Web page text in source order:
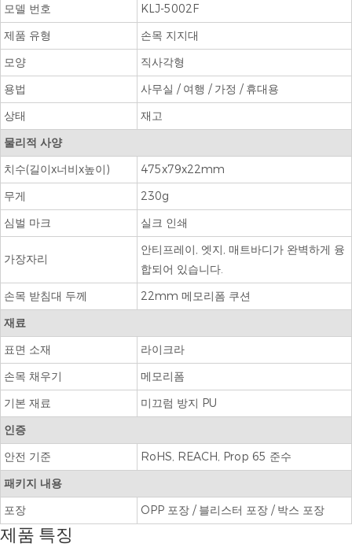
모델 번호
KLJ-5002F
제품 유형
손목 지지대
모양
직사각형
용법
사무실 / 여행 / 가정 / 휴대용
상태
재고
물리적 사양
치수(길이x너비x높이)
475x79x22mm
무게
230g
심벌 마크
실크 인쇄
가장자리
안티프레이, 엣지, 매트바디가 완벽하게 융
합되어 있습니다.
손목 받침대 두께
22mm 메모리폼 쿠션
재료
표면 소재
라이크라
손목 채우기
메모리폼
기본 재료
미끄럼 방지 PU
인증
안전 기준
RoHS, REACH, Prop 65 준수
패키지 내용
포장
OPP 포장 / 블리스터 포장 / 박스 포장
제품 특징